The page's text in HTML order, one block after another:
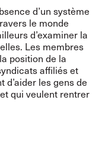
d’un système
le monde
d’examiner la
Les membres
position de la
affiliés et
d’aider les gens de
qui veulent rentrer